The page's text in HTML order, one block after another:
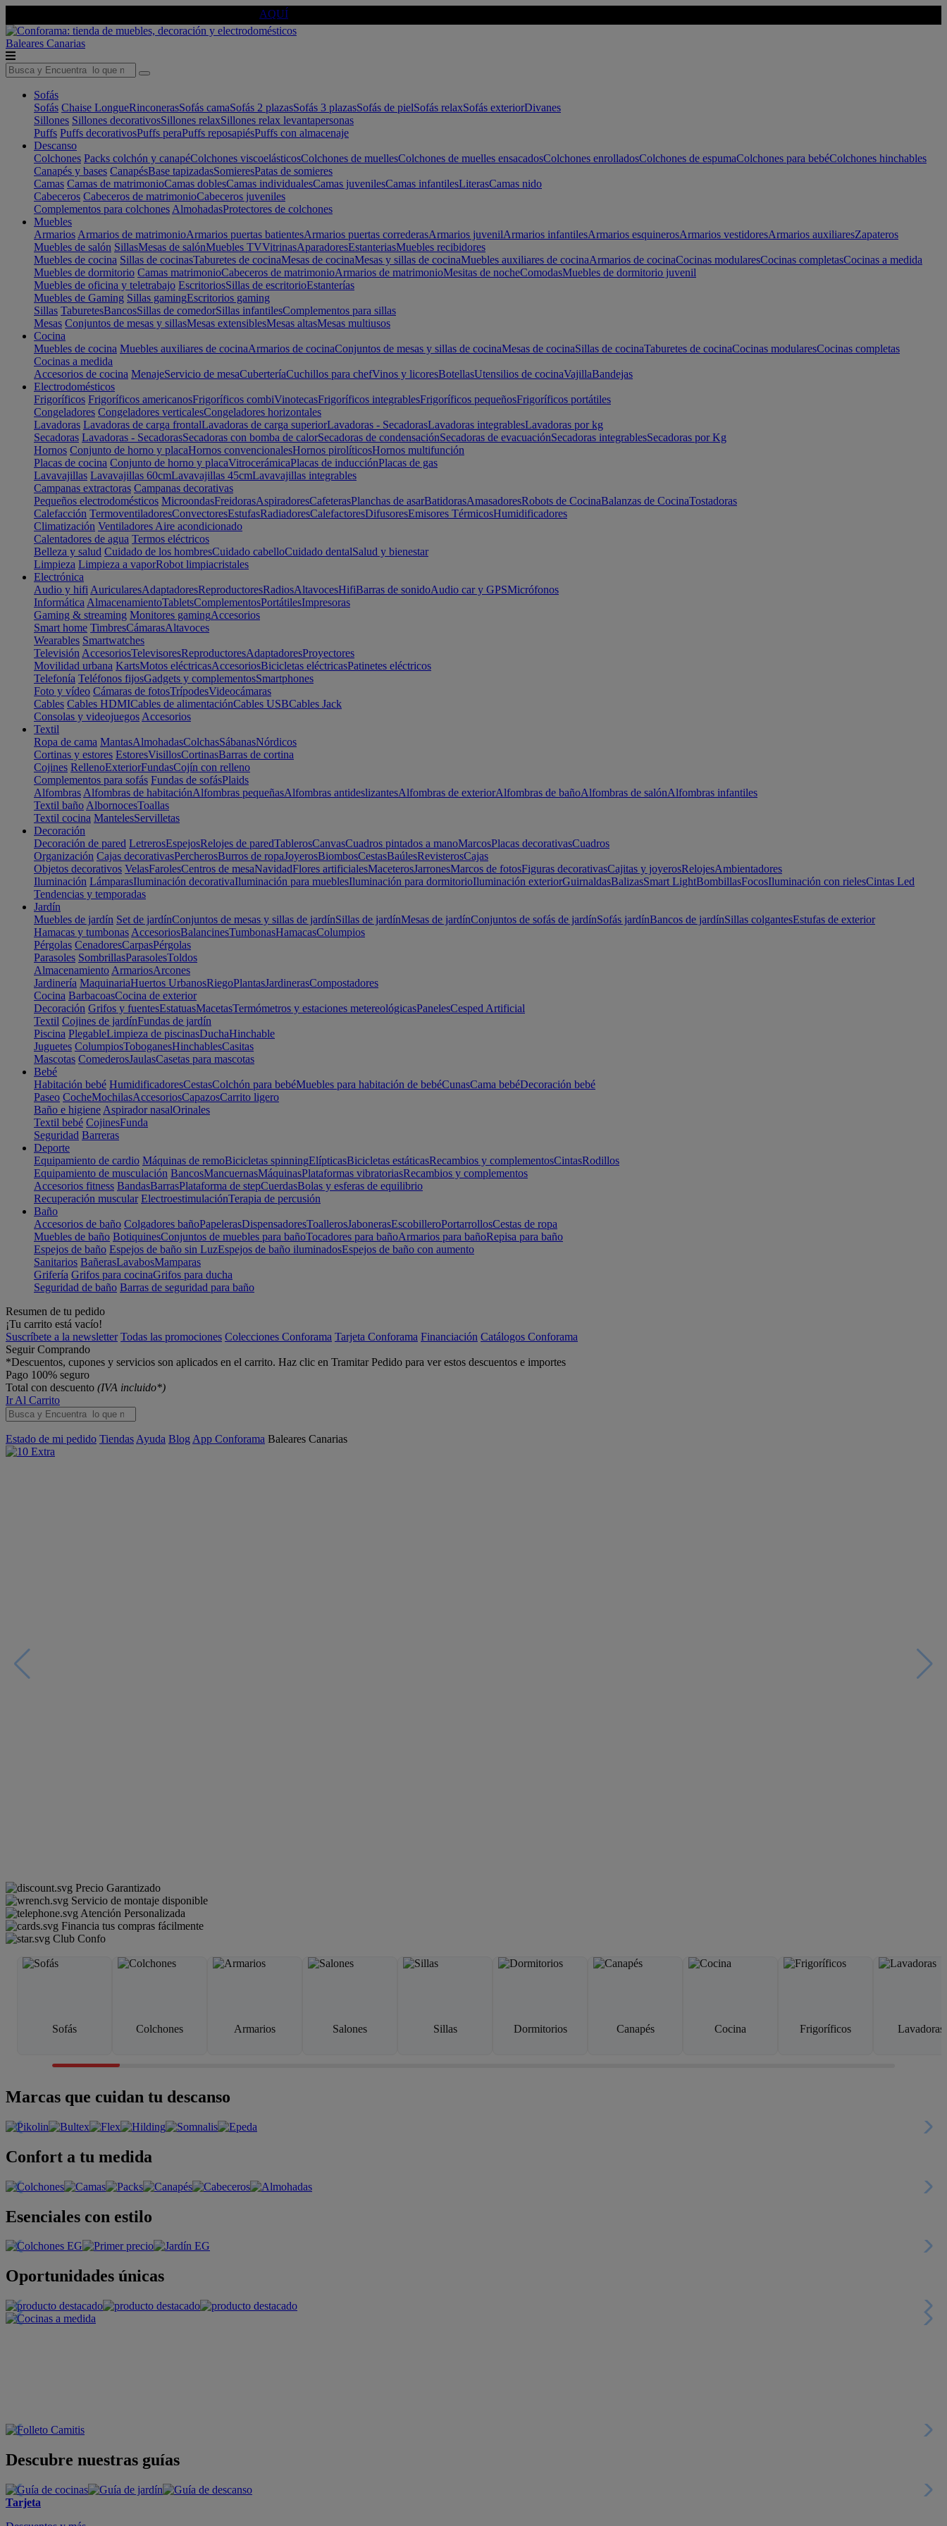
AQUÍ
Baleares Canarias
Sofás
Sofás Chaise LongueRinconerasSofás camaSofás 2 plazasSofás 3 plazasSofás de pielSofás relaxSofás exteriorDivanes
Sillones Sillones decorativosSillones relaxSillones relax levantapersonas
Puffs Puffs decorativosPuffs peraPuffs reposapiésPuffs con almacenaje
Descanso
Colchones Packs colchón y canapéColchones viscoelásticosColchones de muellesColchones de muelles ensacadosColchones enrolladosColchones de espumaColchones para bebéColchones hinchables
Canapés y bases CanapésBase tapizadasSomieresPatas de somieres
Camas Camas de matrimonioCamas doblesCamas individualesCamas juvenilesCamas infantilesLiterasCamas nido
Cabeceros Cabeceros de matrimonioCabeceros juveniles
Complementos para colchones AlmohadasProtectores de colchones
Muebles
Armarios Armarios de matrimonioArmarios puertas batientesArmarios puertas correderasArmarios juvenilArmarios infantilesArmarios esquinerosArmarios vestidoresArmarios auxiliaresZapateros
Muebles de salón SillasMesas de salónMuebles TVVitrinasAparadoresEstanteriasMuebles recibidores
Muebles de cocina Sillas de cocinasTaburetes de cocinaMesas de cocinaMesas y sillas de cocinaMuebles auxiliares de cocinaArmarios de cocinaCocinas modularesCocinas completasCocinas a medida
Muebles de dormitorio Camas matrimonioCabeceros de matrimonioArmarios de matrimonioMesitas de nocheComodasMuebles de dormitorio juvenil
Muebles de oficina y teletrabajo EscritoriosSillas de escritorioEstanterías
Muebles de Gaming Sillas gamingEscritorios gaming
Sillas TaburetesBancosSillas de comedorSillas infantilesComplementos para sillas
Mesas Conjuntos de mesas y sillasMesas extensiblesMesas altasMesas multiusos
Cocina
Muebles de cocina Muebles auxiliares de cocinaArmarios de cocinaConjuntos de mesas y sillas de cocinaMesas de cocinaSillas de cocinaTaburetes de cocinaCocinas modularesCocinas completas
Cocinas a medida
Accesorios de cocina MenajeServicio de mesaCuberteríaCuchillos para chefVinos y licoresBotellasUtensilios de cocinaVajillaBandejas
Electrodomésticos
Frigoríficos Frigoríficos americanosFrigoríficos combiVinotecasFrigoríficos integrablesFrigoríficos pequeñosFrigoríficos portátiles
Congeladores Congeladores verticalesCongeladores horizontales
Lavadoras Lavadoras de carga frontalLavadoras de carga superiorLavadoras - SecadorasLavadoras integrablesLavadoras por kg
Secadoras Lavadoras - SecadorasSecadoras con bomba de calorSecadoras de condensaciónSecadoras de evacuaciónSecadoras integrablesSecadoras por Kg
Hornos Conjunto de horno y placaHornos convencionalesHornos pirolíticosHornos multifunción
Placas de cocina Conjunto de horno y placaVitrocerámicaPlacas de inducciónPlacas de gas
Lavavajillas Lavavajillas 60cmLavavajillas 45cmLavavajillas integrables
Campanas extractoras Campanas decorativas
Pequeños electrodomésticos MicroondasFreidorasAspiradoresCafeterasPlanchas de asarBatidorasAmasadoresRobots de CocinaBalanzas de CocinaTostadoras
Calefacción TermoventiladoresConvectoresEstufasRadiadoresCalefactoresDifusoresEmisores TérmicosHumidificadores
Climatización Ventiladores Aire acondicionado
Calentadores de agua Termos eléctricos
Belleza y salud Cuidado de los hombresCuidado cabelloCuidado dentalSalud y bienestar
Limpieza Limpieza a vaporRobot limpiacristales
Electrónica
Audio y hifi AuricularesAdaptadoresReproductoresRadiosAltavocesHifiBarras de sonidoAudio car y GPSMicrófonos
Informática AlmacenamientoTabletsComplementosPortátilesImpresoras
Gaming & streaming Monitores gamingAccesorios
Smart home TimbresCámarasAltavoces
Wearables Smartwatches
Televisión AccesoriosTelevisoresReproductoresAdaptadoresProyectores
Movilidad urbana KartsMotos eléctricasAccesoriosBicicletas eléctricasPatinetes eléctricos
Telefonía Teléfonos fijosGadgets y complementosSmartphones
Foto y vídeo Cámaras de fotosTrípodesVideocámaras
Cables Cables HDMICables de alimentaciónCables USBCables Jack
Consolas y videojuegos Accesorios
Textil
Ropa de cama MantasAlmohadasColchasSábanasNórdicos
Cortinas y estores EstoresVisillosCortinasBarras de cortina
Cojines RellenoExteriorFundasCojín con relleno
Complementos para sofás Fundas de sofásPlaids
Alfombras Alfombras de habitaciónAlfombras pequeñasAlfombras antideslizantesAlfombras de exteriorAlfombras de bañoAlfombras de salónAlfombras infantiles
Textil baño AlbornocesToallas
Textil cocina MantelesServilletas
Decoración
Decoración de pared LetrerosEspejosRelojes de paredTablerosCanvasCuadros pintados a manoMarcosPlacas decorativasCuadros
Organización Cajas decorativasPercherosBurros de ropaJoyerosBiombosCestasBaúlesRevisterosCajas
Objetos decorativos VelasFarolesCentros de mesaNavidadFlores artificialesMaceterosJarronesMarcos de fotosFiguras decorativasCajitas y joyerosRelojesAmbientadores
Iluminación LámparasIluminación decorativaIluminación para mueblesIluminación para dormitorioIluminación exteriorGuirnaldasBalizasSmart LightBombillasFocosIluminación con rielesCintas Led
Tendencias y temporadas
Jardín
Muebles de jardín Set de jardínConjuntos de mesas y sillas de jardínSillas de jardínMesas de jardínConjuntos de sofás de jardínSofás jardínBancos de jardínSillas colgantesEstufas de exterior
Hamacas y tumbonas AccesoriosBalancinesTumbonasHamacasColumpios
Pérgolas CenadoresCarpasPérgolas
Parasoles SombrillasParasolesToldos
Almacenamiento ArmariosArcones
Jardinería MaquinariaHuertos UrbanosRiegoPlantasJardinerasCompostadores
Cocina BarbacoasCocina de exterior
Decoración Grifos y fuentesEstatuasMacetasTermómetros y estaciones metereológicasPanelesCesped Artificial
Textil Cojines de jardínFundas de jardín
Piscina PlegableLimpieza de piscinasDuchaHinchable
Juguetes ColumpiosToboganesHinchablesCasitas
Mascotas ComederosJaulasCasetas para mascotas
Bebé
Habitación bebé HumidificadoresCestasColchón para bebéMuebles para habitación de bebéCunasCama bebéDecoración bebé
Paseo CocheMochilasAccesoriosCapazosCarrito ligero
Baño e higiene Aspirador nasalOrinales
Textil bebé CojinesFunda
Seguridad Barreras
Deporte
Equipamiento de cardio Máquinas de remoBicicletas spinningElípticasBicicletas estáticasRecambios y complementosCintasRodillos
Equipamiento de musculación BancosMancuernasMáquinasPlataformas vibratoriasRecambios y complementos
Accesorios fitness BandasBarrasPlataforma de stepCuerdasBolas y esferas de equilibrio
Recuperación muscular ElectroestimulaciónTerapia de percusión
Baño
Accesorios de baño Colgadores bañoPapelerasDispensadoresToallerosJabonerasEscobilleroPortarrollosCestas de ropa
Muebles de baño BotiquinesConjuntos de muebles para bañoTocadores para bañoArmarios para bañoRepisa para baño
Espejos de baño Espejos de baño sin LuzEspejos de baño iluminadosEspejos de baño con aumento
Sanitarios BañerasLavabosMamparas
Grifería Grifos para cocinaGrifos para ducha
Seguridad de baño Barras de seguridad para baño
Resumen de tu pedido
¡Tu carrito está vacío!
Suscríbete a la newsletter Todas las promociones Colecciones Conforama Tarjeta Conforama Financiación Catálogos Conforama
Seguir Comprando
*Descuentos, cupones y servicios son aplicados en el carrito. Haz clic en Tramitar Pedido para ver estos descuentos e importes
Pago 100% seguro
Total con descuento (IVA incluido*)
Ir Al Carrito
Estado de mi pedido Tiendas Ayuda Blog App Conforama Baleares Canarias
Precio Garantizado
Servicio de montaje disponible
Atención Personalizada
Financia tus compras fácilmente
Club Confo
Sofás Colchones Armarios Salones Sillas Dormitorios Canapés Cocina Frigoríficos Lavadoras
Marcas que cuidan tu descanso
Confort a tu medida
Esenciales con estilo
Oportunidades únicas
Descubre nuestras guías
Tarjeta